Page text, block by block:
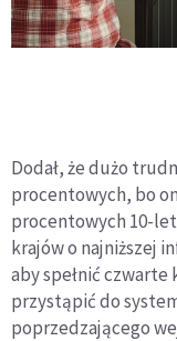
Dodał, że dużo
procentowych, bo
procentowych 10-
krajów o najniższej
aby spełnić
przystąpić do
poprzedzającego